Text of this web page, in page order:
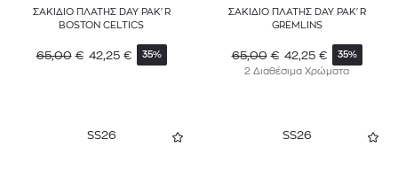
ΣΑΚΙΔΙΟ ΠΛΑΤΗΣ DAY PAK'R
BOSTON CELTICS
65,00 € 42,25 € 35%
ΣΑΚΙΔΙΟ ΠΛΑΤΗΣ DAY PAK'R
GREMLINS
65,00 € 42,25 € 35%
2 Διαθέσιμα Χρώματα
SS26 SS26